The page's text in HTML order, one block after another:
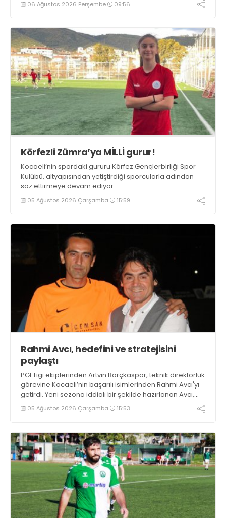
06 Ağustos 2026 Perşembe 09:56
Körfezli Zümra’ya MİLLİ gurur!
Kocaeli’nin spordaki gururu Körfez Gençlerbirliği Spor
Kulübü, altyapısından yetiştirdiği sporcularla adından
söz ettirmeye devam ediyor.
05 Ağustos 2026 Çarşamba 15:59
Rahmi Avcı, hedefini ve stratejisini
paylaştı
PGL Ligi ekiplerinden Artvin Borçkaspor, teknik direktörlük
görevine Kocaeli’nin başarılı isimlerinden Rahmi Avcı'yı
getirdi. Yeni sezona iddialı bir şekilde hazırlanan Avcı,
duygularını aktardı.
05 Ağustos 2026 Çarşamba 15:53